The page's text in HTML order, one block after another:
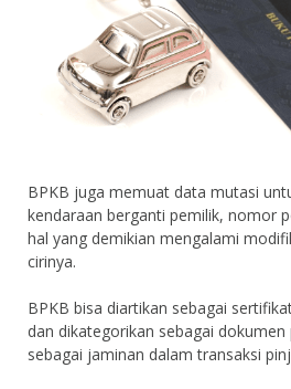
BPKB juga memuat data mutasi
kendaraan berganti pemilik, nomor
hal yang demikian mengalami
cirinya.
BPKB bisa diartikan sebagai
dan dikategorikan sebagai dokumen
sebagai jaminan dalam transaksi